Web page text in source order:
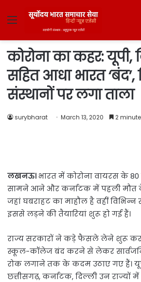
Menu
कोरोना का कहर: यूपी,
सहित आधा भारत ‘बंद’,
संस्थानों पर लगा ताला
surybharat March 13, 2020 2
लखनऊ।भारत में कोरोना वायरस के
सामने आने और कर्नाटक में पहली मौत
जहां घबराहट का माहौल है वहीं विभिन्न
इससे लड़ने की तैयारियां शुरू हो गई हैं।
राज्य सरकारों ने कड़े फैसले लेने शुरू कर
स्कूल-कॉलेज बंद करने से लेकर
रोक लगाने तक के कदम उठाए गए हैं।
छत्तीसगढ़, कर्नाटक, दिल्ली उन राज्यों